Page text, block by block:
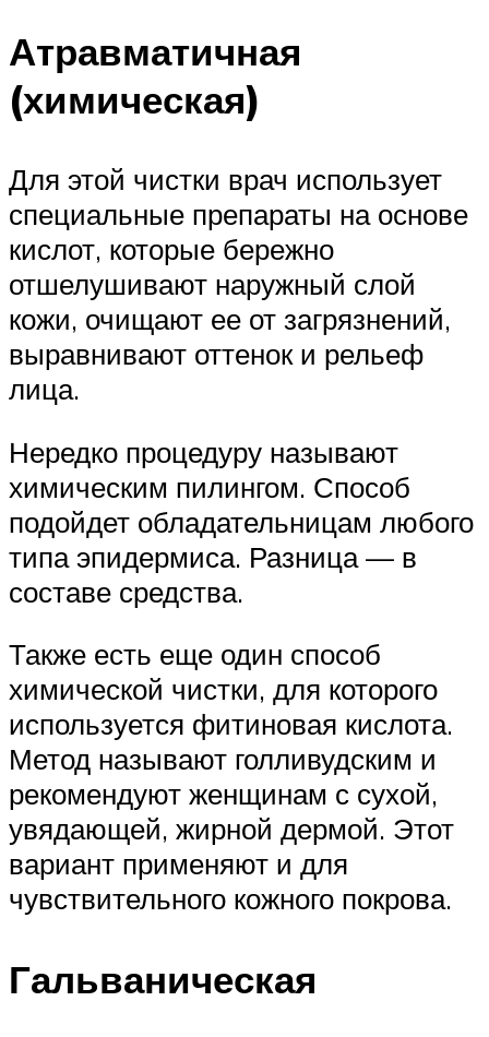
Атравматичная
(химическая)
Для этой чистки врач использует
специальные препараты на основе
кислот, которые бережно
отшелушивают наружный слой
кожи, очищают ее от загрязнений,
выравнивают оттенок и рельеф
лица.
Нередко процедуру называют
химическим пилингом. Способ
подойдет обладательницам любого
типа эпидермиса. Разница — в
составе средства.
Также есть еще один способ
химической чистки, для которого
используется фитиновая кислота.
Метод называют голливудским и
рекомендуют женщинам с сухой,
увядающей, жирной дермой. Этот
вариант применяют и для
чувствительного кожного покрова.
Гальваническая